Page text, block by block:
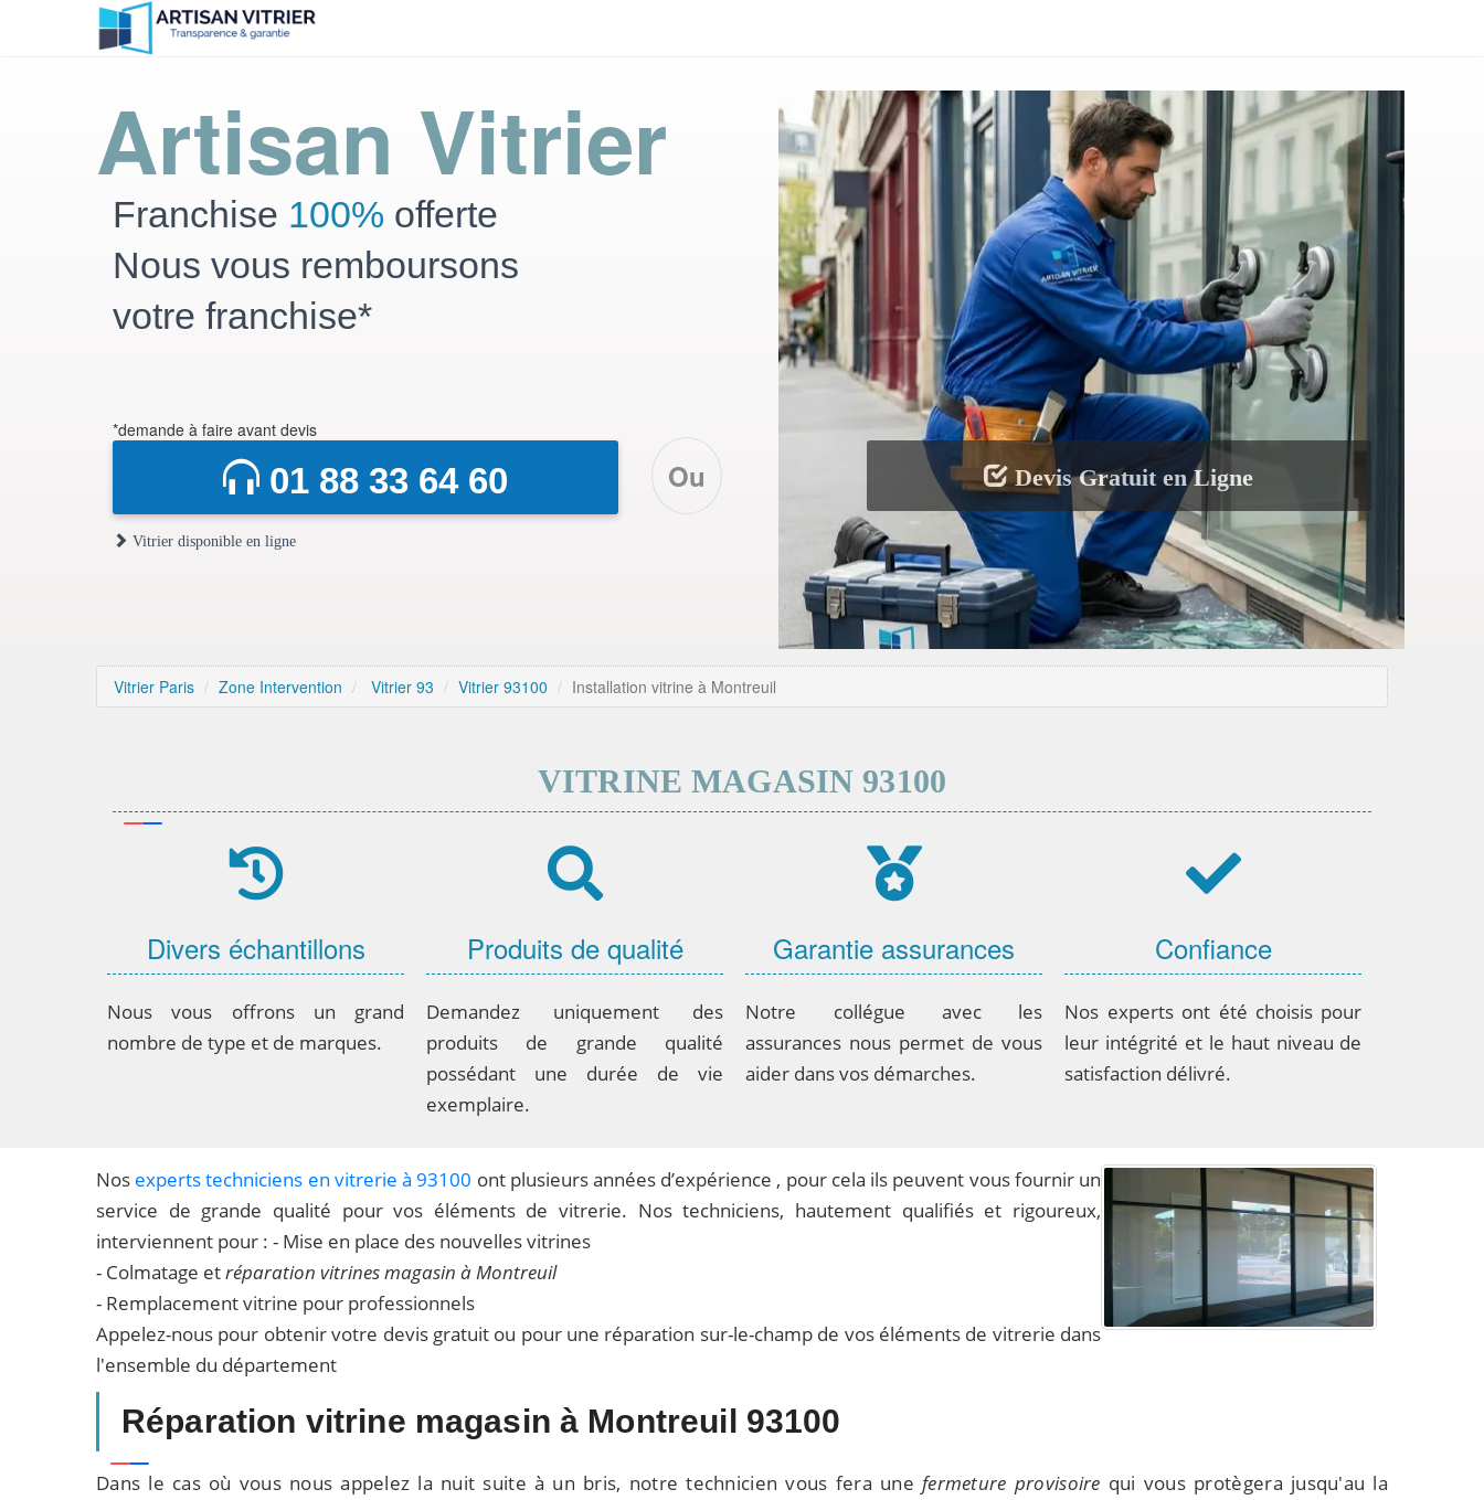
Artisan Vitrier
Franchise 100% offerte
Nous vous remboursons
votre franchise*
*demande à faire avant devis
01 88 33 64 60
Vitrier disponible en ligne
Ou Devis Gratuit en Ligne
Vitrier Paris Zone Intervention Vitrier 93 Vitrier 93100 Installation vitrine à Montreuil
VITRINE MAGASIN 93100
Divers échantillons
Nous vous offrons un grand
nombre de type et de marques.
Produits de qualité
Demandez uniquement des
produits de grande qualité
possédant une durée de vie
exemplaire.
Garantie assurances
Notre collégue avec les
assurances nous permet de vous
aider dans vos démarches.
Confiance
Nos experts ont été choisis pour
leur intégrité et le haut niveau de
satisfaction délivré.
Nos experts techniciens en vitrerie à 93100 ont plusieurs années d’expérience , pour cela ils peuvent vous fournir un
service de grande qualité pour vos éléments de vitrerie. Nos techniciens, hautement qualifiés et rigoureux,
interviennent pour : - Mise en place des nouvelles vitrines
- Colmatage etréparation vitrines magasin à Montreuil
- Remplacement vitrine pour professionnels
Appelez-nous pour obtenir votre devis gratuit ou pour une réparation sur-le-champ de vos éléments de vitrerie dans
l'ensemble du département
Réparation vitrine magasin à Montreuil 93100
Dans le cas où vous nous appelez la nuit suite à un bris, notre technicien vous fera une fermeture provisoire qui vous protègera jusqu'au la